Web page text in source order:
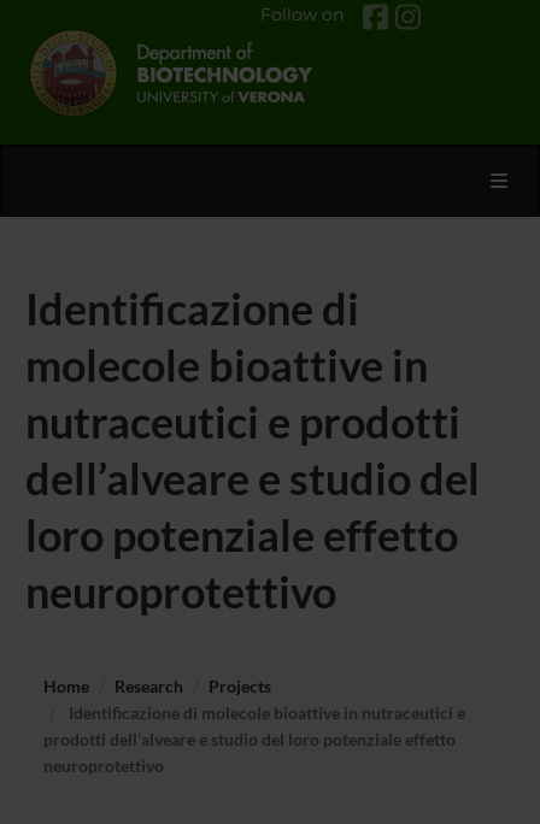
Follow on
Identificazione di
molecole bioattive in
nutraceutici e prodotti
dell’alveare e studio del
loro potenziale effetto
neuroprotettivo
Home Research
Projects
Identificazione di molecole bioattive in nutraceutici e
prodotti dell’alveare e studio del loro potenziale effetto
neuroprotettivo